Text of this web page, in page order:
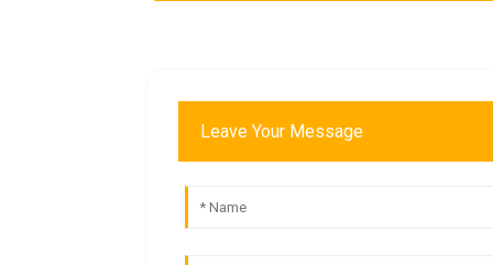
Leave Your Message